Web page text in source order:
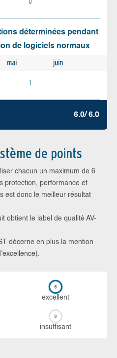
déterminées pendant
de logiciels normaux
mai juin
1
6.0/ 6.0
de points
chacun un maximum de 6
protection, performance et
est donc le meilleur résultat
obtient le label de qualité AV-
décerne en plus la mention
ex­cellent
in­suf­fi­sant